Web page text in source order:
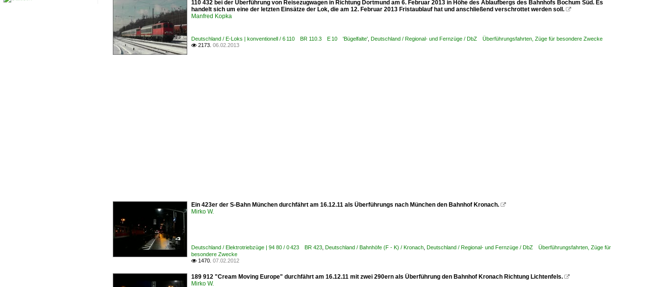
110 432 bei der Überführung von Reisezugwagen in Richtung Dortmund am 6. Februar 2013 in Höhe des Ablaufbergs des Bahnhofs Bochum Süd. Es
handelt sich um eine der letzten Einsätze der Lok, die am 12. Februar 2013 Fristaublauf hat und anschließend verschrottet werden soll. 
Manfred Kopka
Deutschland / E-Loks | konventionell / 6 110 BR 110.3 E 10 'Bügelfalte' Deutschland / Regional- und Fernzüge / DbZ Überführungsfahrten, Züge für besondere Zwecke
 2173. 06.02.2013
Ein 423er der S-Bahn München durchfährt am 16.12.11 als Überführungs nach München den Bahnhof Kronach. 
Mirko W.
Deutschland / Elektrotriebzüge | 94 80 / 0 423 BR 423 Deutschland / Bahnhöfe (F - K) / Kronach Deutschland / Regional- und Fernzüge / DbZ Überführungsfahrten, Züge für
besondere Zwecke
 1470. 07.02.2012
189 912 "Cream Moving Europe" durchfährt am 16.12.11 mit zwei 290ern als Überführung den Bahnhof Kronach Richtung Lichtenfels. 
Mirko W.